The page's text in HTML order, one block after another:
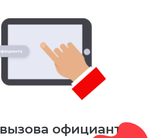
вызова официанта